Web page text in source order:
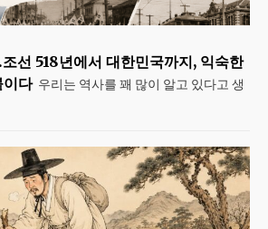
선 518년에서 대한민국까지, 익숙한
이다 우리는 역사를 꽤 많이 알고 있다고 생